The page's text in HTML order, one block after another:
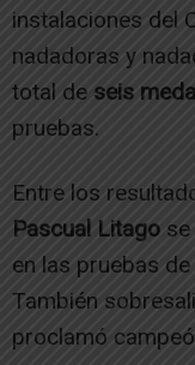
instalaciones del
nadadoras y
total de seis
pruebas.
Entre los
Pascual Litago
en las pruebas de
También
proclamó